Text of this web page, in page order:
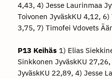
4,43, 4) Jesse Laurinmaa
Toivonen JyväskKU 4,12,
3,75, 7) Timofei Vdovets
P13 Keihäs 1) Elias
Sinkkonen JyväskKU
JyväskKU 22,89, 4) Jesse